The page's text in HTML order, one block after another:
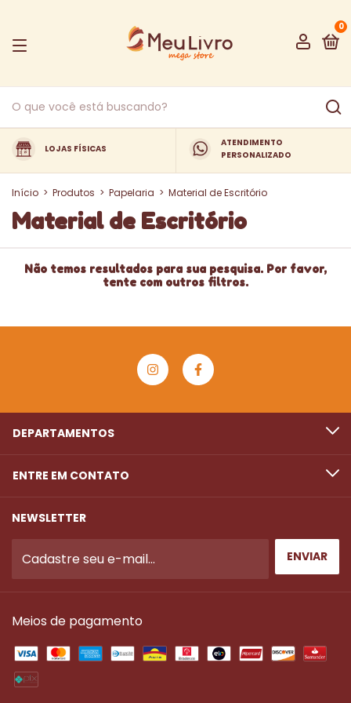
0
LOJAS FÍSICAS
ATENDIMENTO
PERSONALIZADO
Início > Produtos > Papelaria > Material de Escritório
Material de Escritório
Não temos resultados para sua pesquisa. Por favor,
tente com outros filtros.
DEPARTAMENTOS
ENTRE EM CONTATO
NEWSLETTER
Meios de pagamento